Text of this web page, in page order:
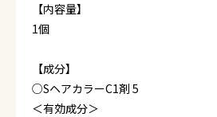
【内容量】
1個
【成分】
○SヘアカラーC1剤 5
＜有効成分＞